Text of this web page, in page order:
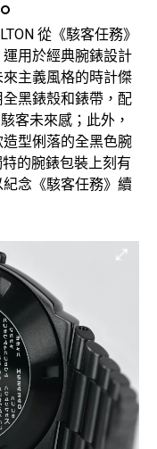
從《駭客任務》
用於經典腕錶設計
主義風格的時計傑
黑錶殼和錶帶，配
客未來感；此外，
型俐落的全黑色腕
的腕錶包裝上刻有
念《駭客任務》續